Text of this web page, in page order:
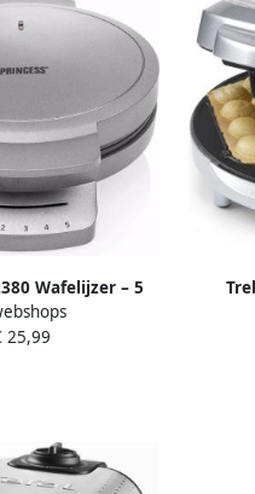
Wafelijzer – 5
wafels 1200W
– 5
25,99